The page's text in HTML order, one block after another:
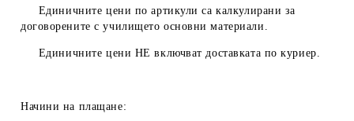
Единичните цени по артикули са калкулирани за
договорените с училището основни материали.
Единичните цени НЕвключват доставката по куриер.
Начини на плащане: